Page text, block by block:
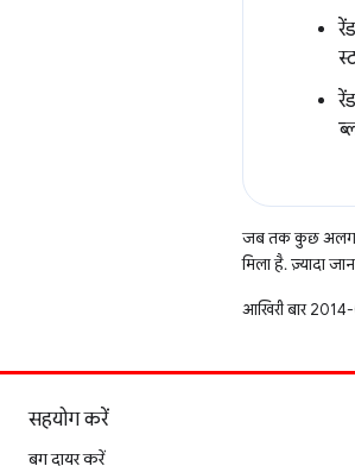
जब तक कुछ अलग से
मिला है. ज़्यादा
आखिरी बार
सहयोग करें
बग दायर करें